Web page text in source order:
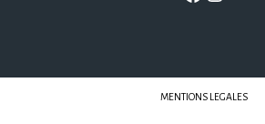
MENTIONS LEGALES